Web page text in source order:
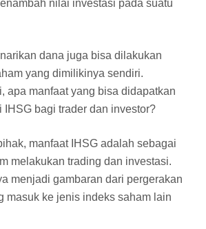
nilai investasi pada suatu
dana juga bisa dilakukan
yang dimilikinya sendiri.
apa manfaat yang bisa didapatkan
IHSG bagi trader dan investor?
manfaat IHSG adalah sebagai
melakukan trading dan investasi.
menjadi gambaran dari pergerakan
masuk ke jenis indeks saham lain